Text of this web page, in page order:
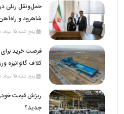
حمل‌ونقل ریلی
شاهرود و
پنج شنبه,15 مرداد 1405 | 14:35
فرصت خرید برای
کلاف گالوانیزه
پنج شنبه,15 مرداد 1405 | 14:27
ریزش قیمت
جدید؟